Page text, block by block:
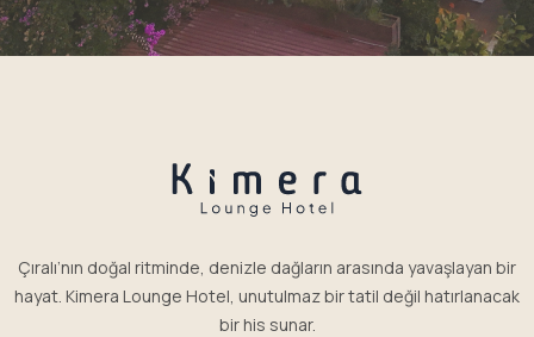
Çıralı’nın doğal ritminde, denizle dağların arasında yavaşlayan bir
hayat. Kimera Lounge Hotel, unutulmaz bir tatil değil hatırlanacak
bir his sunar.